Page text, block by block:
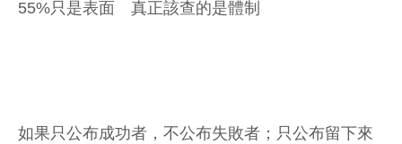
55%只是表面 真正該查的是體制
如果只公布成功者，不公布失敗者；只公布留下來